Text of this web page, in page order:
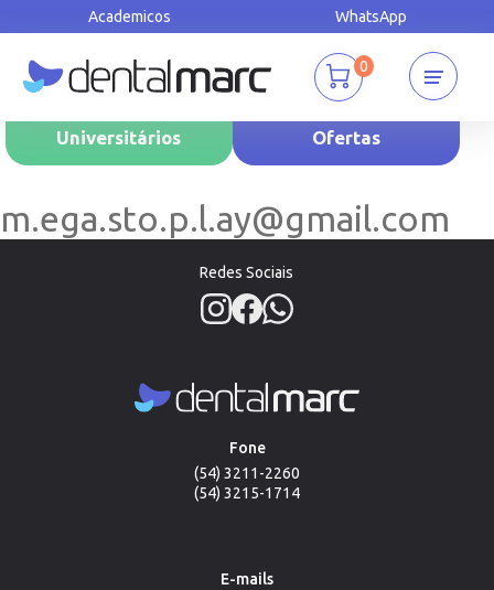
Academicos WhatsApp
0
Universitários Ofertas
m.ega.sto.p.l.ay@gmail.com
Redes Sociais
Fone
(54) 3211-2260
(54) 3215-1714
E-mails